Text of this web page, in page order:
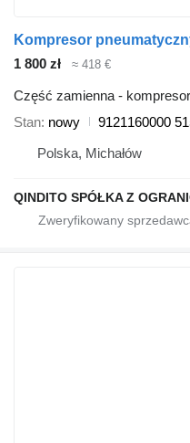
1 800 zł ≈ 418 €
Część zamienna -
Stan nowy
9121160000
Polska, Michałów